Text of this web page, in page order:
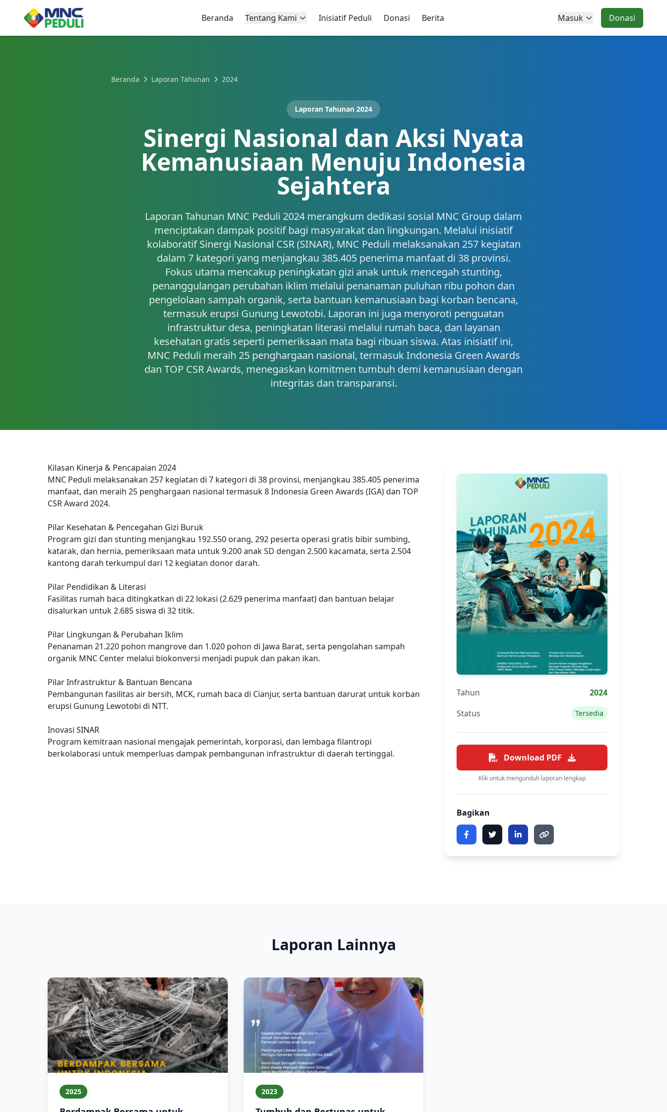
Beranda Tentang Kami Inisiatif Peduli Donasi Berita Masuk Donasi
Beranda Laporan Tahunan 2024
Laporan Tahunan 2024
Sinergi Nasional dan Aksi Nyata
Kemanusiaan Menuju Indonesia
Sejahtera
Laporan Tahunan MNC Peduli 2024 merangkum dedikasi sosial MNC Group dalam
menciptakan dampak positif bagi masyarakat dan lingkungan. Melalui inisiatif
kolaboratif Sinergi Nasional CSR (SINAR), MNC Peduli melaksanakan 257 kegiatan
dalam 7 kategori yang menjangkau 385.405 penerima manfaat di 38 provinsi.
Fokus utama mencakup peningkatan gizi anak untuk mencegah stunting,
penanggulangan perubahan iklim melalui penanaman puluhan ribu pohon dan
pengelolaan sampah organik, serta bantuan kemanusiaan bagi korban bencana,
termasuk erupsi Gunung Lewotobi. Laporan ini juga menyoroti penguatan
infrastruktur desa, peningkatan literasi melalui rumah baca, dan layanan
kesehatan gratis seperti pemeriksaan mata bagi ribuan siswa. Atas inisiatif ini,
MNC Peduli meraih 25 penghargaan nasional, termasuk Indonesia Green Awards
dan TOP CSR Awards, menegaskan komitmen tumbuh demi kemanusiaan dengan
integritas dan transparansi.
Kilasan Kinerja & Pencapaian 2024
MNC Peduli melaksanakan 257 kegiatan di 7 kategori di 38 provinsi, menjangkau 385.405 penerima
manfaat, dan meraih 25 penghargaan nasional termasuk 8 Indonesia Green Awards (IGA) dan TOP
CSR Award 2024.
Pilar Kesehatan & Pencegahan Gizi Buruk
Program gizi dan stunting menjangkau 192.550 orang, 292 peserta operasi gratis bibir sumbing,
katarak, dan hernia, pemeriksaan mata untuk 9.200 anak SD dengan 2.500 kacamata, serta 2.504
kantong darah terkumpul dari 12 kegiatan donor darah.
Pilar Pendidikan & Literasi
Fasilitas rumah baca ditingkatkan di 22 lokasi (2.629 penerima manfaat) dan bantuan belajar
disalurkan untuk 2.685 siswa di 32 titik.
Pilar Lingkungan & Perubahan Iklim
Penanaman 21.220 pohon mangrove dan 1.020 pohon di Jawa Barat, serta pengolahan sampah
organik MNC Center melalui biokonversi menjadi pupuk dan pakan ikan.
Pilar Infrastruktur & Bantuan Bencana
Pembangunan fasilitas air bersih, MCK, rumah baca di Cianjur, serta bantuan darurat untuk korban
erupsi Gunung Lewotobi di NTT.
Inovasi SINAR
Program kemitraan nasional mengajak pemerintah, korporasi, dan lembaga filantropi
berkolaborasi untuk memperluas dampak pembangunan infrastruktur di daerah tertinggal.
Tahun
2024
Status
Tersedia
Download PDF
Klik untuk mengunduh laporan lengkap
Bagikan
Laporan Lainnya
2025 2023